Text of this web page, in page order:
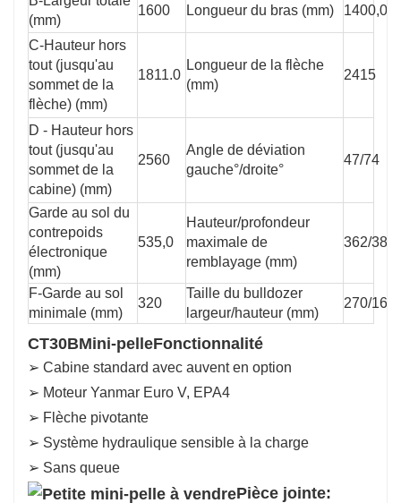
(mm)
1600 Longueur du bras (mm) 1400,0
C-Hauteur hors
tout (jusqu'au
sommet de la
flèche) (mm)
1811.0
Longueur de la flèche
(mm)
2415
D - Hauteur hors
tout (jusqu'au
sommet de la
cabine) (mm)
2560
Angle de déviation
gauche°/droite°
47/74
Garde au sol du
contrepoids
électronique
(mm)
535,0
Hauteur/profondeur
maximale de
remblayage (mm)
362/383
F-Garde au sol
minimale (mm)
320
Taille du bulldozer
largeur/hauteur (mm)
270/
CT30BMini-pelleFonctionnalité
➢ Cabine standard avec auvent en option
➢ Moteur Yanmar Euro V, EPA4
➢ Flèche pivotante
➢ Système hydraulique sensible à la charge
➢ Sans queue
Pièce jointe: